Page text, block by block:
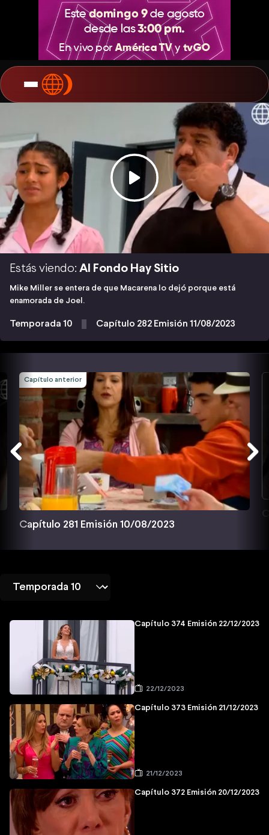
Estás viendo: Al Fondo Hay Sitio
Mike Miller se entera de que Macarena lo dejó porque está
enamorada de Joel.
Temporada 10 Capítulo 282 Emisión 11/08/2023
Capítulo anterior
Capítulo 281 Emisión 10/08/2023
Capítulo 374 Emisión 22/12/2023
22/12/2023
Capítulo 373 Emisión 21/12/2023
21/12/2023
Capítulo 372 Emisión 20/12/2023